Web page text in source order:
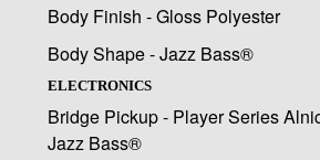
Body Finish - Gloss Polyester
Body Shape - Jazz Bass®
ELECTRONICS
Bridge Pickup - Player Series
Jazz Bass®